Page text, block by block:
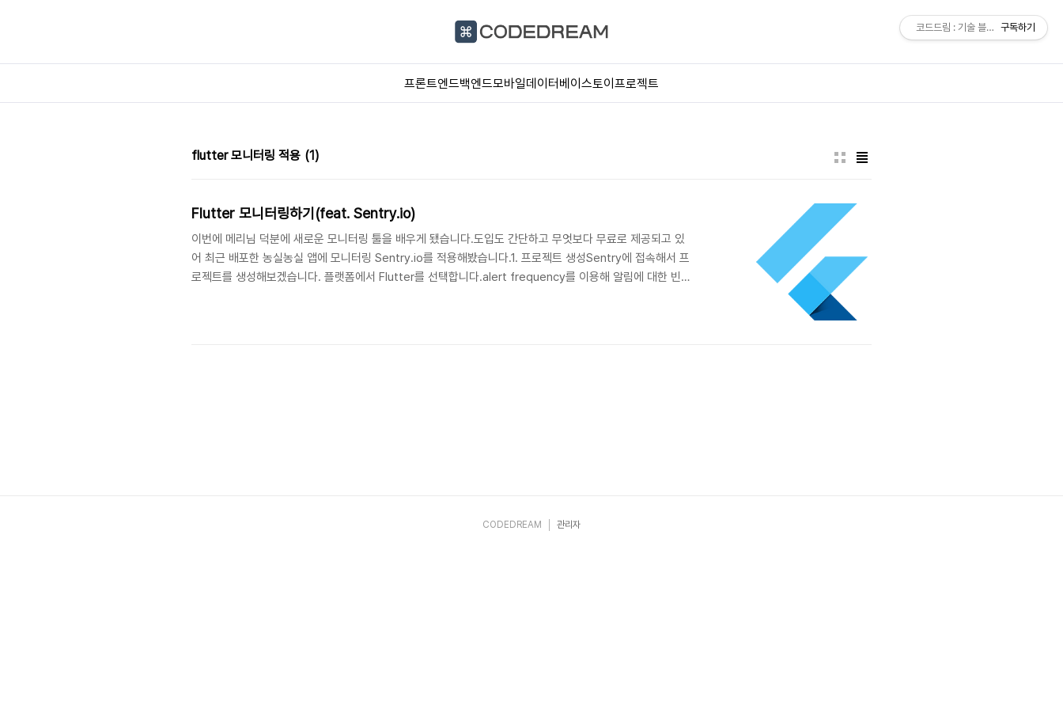
프론트엔드백엔드모바일데이터베이스토이프로젝트
flutter 모니터링 적용 (1)
Flutter 모니터링하기(feat. Sentry.io)
이번에 메리님 덕분에 새로운 모니터링 툴을 배우게 됐습니다.도입도 간단하고 무엇보다 무료로 제공되고 있
어 최근 배포한 농실농실 앱에 모니터링 Sentry.io를 적용해봤습니다.1. 프로젝트 생성Sentry에 접속해서 프
로젝트를 생성해보겠습니다. 플랫폼에서 Flutter를 선택합니다.alert frequency를 이용해 알림에 대한 빈도
CODEDREAM 관리자
코드드림 : 기술 블로그구독하기